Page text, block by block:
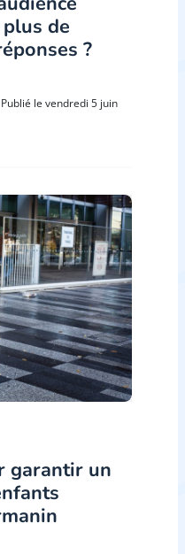
de
?
Publié le vendredi 5 juin
garantir un